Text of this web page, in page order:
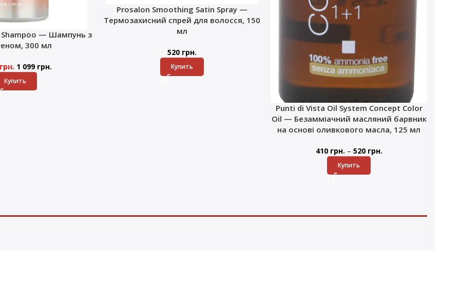
Shampoo — Шампунь з
300 мл
1 099 грн.
Купить
Prosalon Smoothing Satin Spray —
Термозахисний спрей для волосся, 150
мл
520 грн.
Купить
Punti di Vista Oil System Concept Color
Oil — Безамміачний масляний барвник
на основі оливкового масла, 125 мл
410 грн. – 520 грн.
Купить